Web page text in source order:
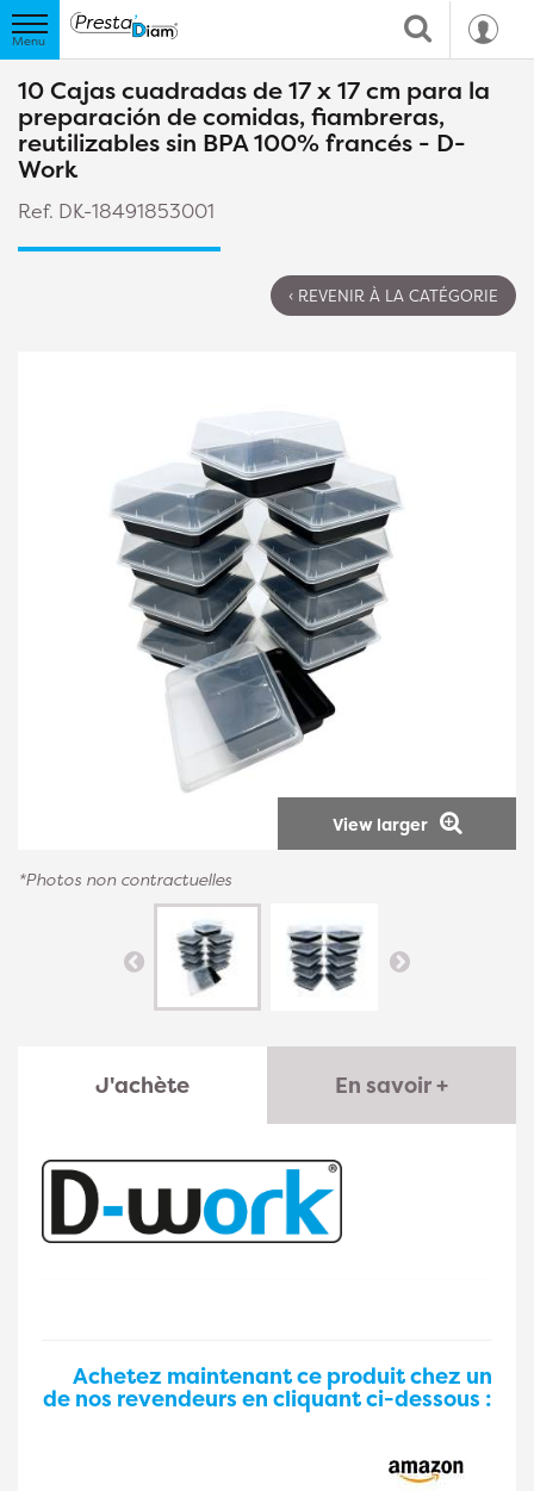
10 Cajas cuadradas de 17 x 17 cm para la
preparación de comidas, fiambreras,
reutilizables sin BPA 100% francés - D-
Work
Ref. DK-18491853001
‹ REVENIR À LA CATÉGORIE
View larger
*Photos non contractuelles
J'achète En savoir +
Achetez maintenant ce produit chez un
de nos revendeurs en cliquant ci-dessous :